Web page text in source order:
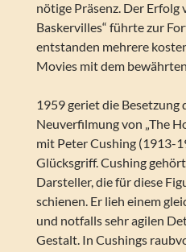
nötige Präsenz. Der Erfolg
Baskervilles“ führte zur
entstanden mehrere
Movies mit dem
1959 geriet die Besetzung
Neuverfilmung von „The
mit Peter Cushing (1913-
Glücksgriff. Cushing
Darsteller, die für diese
schienen. Er lieh einem
und notfalls sehr agilen
Gestalt. In Cushings